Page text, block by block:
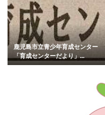
鹿児島市立青少年育成センター
「育成センターだより」...